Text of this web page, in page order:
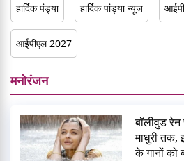
हार्दिक पंड्या हार्दिक पांड्या न्यूज़
आईपीएल 2027
मनोरंजन
बॉलीवुड
माधुरी तक,
के गानों को